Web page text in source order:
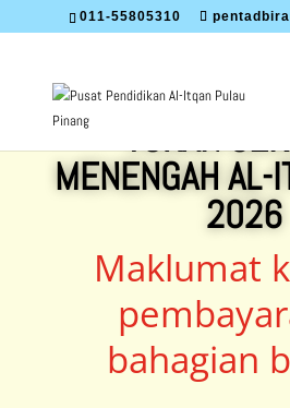
011-55805310
YURAN
MENENGAH AL-
2026
Maklumat
bahagian